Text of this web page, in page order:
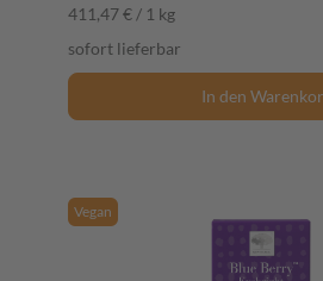
411,47 € / 1 kg
sofort lieferbar
In den
Vegan